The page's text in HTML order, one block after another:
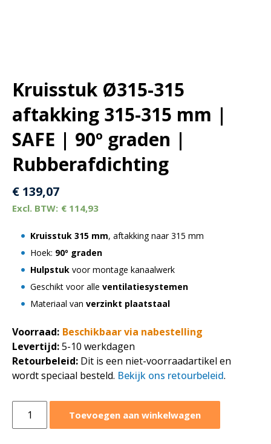
Kruisstuk Ø315-315
aftakking 315-315 mm |
SAFE | 90º graden |
Rubberafdichting
€ 139,07
€ 114,93
Kruisstuk 315 mm, aftakking naar 315 mm
Hoek: 90º graden
Hulpstuk voor montage kanaalwerk
Geschikt voor alle ventilatiesystemen
Materiaal van verzinkt plaatstaal
Voorraad: Beschikbaar via nabestelling
Levertijd:5-10 werkdagen
Retourbeleid: Dit is een niet-voorraadartikel en
wordt speciaal besteld. Bekijk ons retourbeleid.
Ø315-
Toevoegen aan winkelwagen